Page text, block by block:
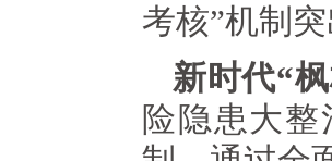
考核”机制
新时代“
险隐患大